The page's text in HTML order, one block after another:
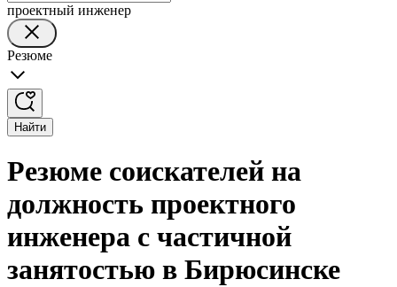
проектный инженер
Резюме
Найти
Резюме соискателей на
должность проектного
инженера с частичной
занятостью в Бирюсинске